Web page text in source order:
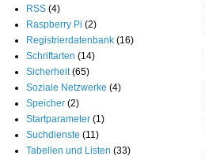
RSS (4)
Raspberry Pi (2)
Registrierdatenbank (16)
Schriftarten (14)
Sicherheit (65)
Soziale Netzwerke (4)
Speicher (2)
Startparameter (1)
Suchdienste (11)
Tabellen und Listen (33)